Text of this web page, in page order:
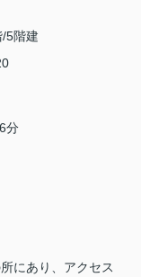
5階建
分
にあり、アクセス